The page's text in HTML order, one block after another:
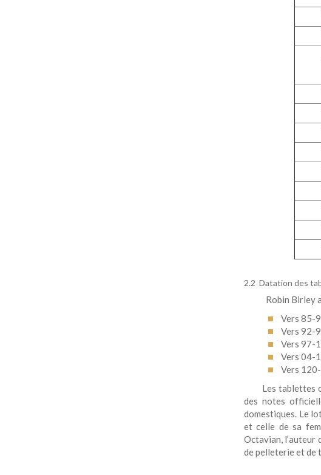
2.2 Datation des
Robin Birley
Vers 85-
Vers 92-
Vers 97-
Vers 04-
Vers
Les tablettes
des notes
domestiques. Le
et celle de sa
Octavian, l’auteur
de pelleterie et de